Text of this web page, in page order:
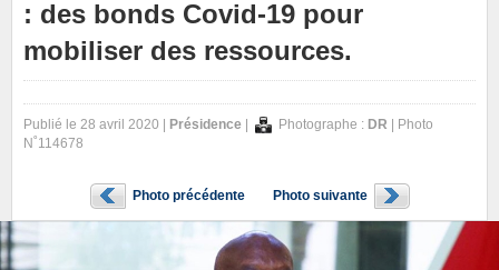
: des bonds Covid-19 pour
mobiliser des ressources.
Publié le 28 avril 2020 | Présidence Photographe : DR | Photo
N˚114678
Photo précédente Photo suivante